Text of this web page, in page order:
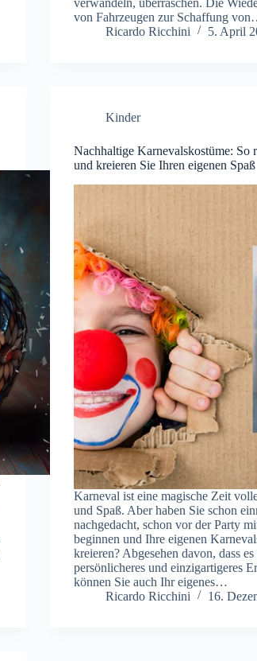
verwandeln, überraschen. Die
von Fahrzeugen zur Schaffung
Ricardo Ricchini
5. April
Kinder
Nachhaltige Karnevalskostüme: So
und kreieren Sie Ihren eigenen Spaß
Karneval ist eine magische Zeit
und Spaß. Aber haben Sie schon
nachgedacht, schon vor der Party
beginnen und Ihre eigenen
kreieren? Abgesehen davon, dass es
persönlicheres und einzigartigeres
können Sie auch Ihr eigenes…
Ricardo Ricchini
16.